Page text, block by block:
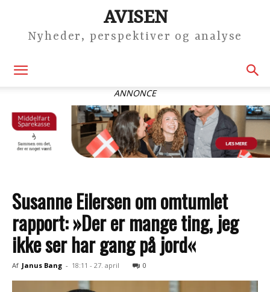
AVISEN
Nyheder, perspektiver og analyse
ANNONCE
Susanne Eilersen om omtumlet
rapport: »Der er mange ting, jeg
ikke ser har gang på jord«
Af Janus Bang - 18:11 - 27. april 0